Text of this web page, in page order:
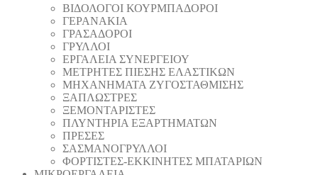
ΒΙΔΟΛΟΓΟΙ ΚΟΥΡΜΠΑΔΟΡΟΙ
ΓΕΡΑΝΑΚΙΑ
ΓΡΑΣΑΔΟΡΟΙ
ΓΡΥΛΛΟΙ
ΕΡΓΑΛΕΙΑ ΣΥΝΕΡΓΕΙΟΥ
ΜΕΤΡΗΤΕΣ ΠΙΕΣΗΣ ΕΛΑΣΤΙΚΩΝ
ΜΗΧΑΝΗΜΑΤΑ ΖΥΓΟΣΤΑΘΜΙΣΗΣ
ΞΑΠΛΩΣΤΡΕΣ
ΞΕΜΟΝΤΑΡΙΣΤΕΣ
ΠΛΥΝΤΗΡΙΑ ΕΞΑΡΤΗΜΑΤΩΝ
ΠΡΕΣΕΣ
ΣΑΣΜΑΝΟΓΡΥΛΛΟΙ
ΦΟΡΤΙΣΤΕΣ-ΕΚΚΙΝΗΤΕΣ ΜΠΑΤΑΡΙΩΝ